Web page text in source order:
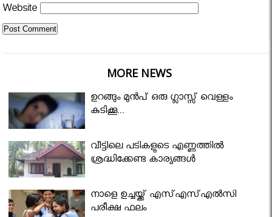
Website
MORE NEWS
ഉറങ്ങും മുന്‍പ് ഒരു ഗ്ലാസ്സ് വെള്ളം
കുടിക്കൂ...
വീട്ടിലെ പടികളുടെ എണ്ണത്തിൽ
ശ്രദ്ധിക്കേണ്ട കാര്യങ്ങൾ
നാളെ ഉച്ചയ്ക്ക് എസ്എസ്എല്‍സി
പരീക്ഷ ഫലം